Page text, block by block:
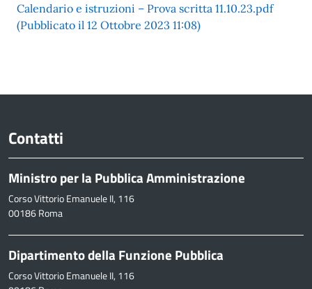
Calendario e istruzioni – Prova scritta 11.10.23.pdf
(Pubblicato il 12 Ottobre 2023 11:08)
Contatti
Ministro per la Pubblica Amministrazione
Corso Vittorio Emanuele II, 116
00186 Roma
Dipartimento della Funzione Pubblica
Corso Vittorio Emanuele II, 116